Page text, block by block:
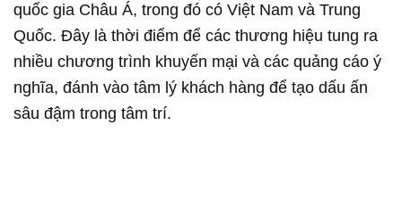
quốc gia Châu Á, trong đó có Việt Nam và Trung
Quốc. Đây là thời điểm để các thương hiệu tung ra
nhiều chương trình khuyến mại và các quảng cáo ý
nghĩa, đánh vào tâm lý khách hàng để tạo dấu ấn
sâu đậm trong tâm trí.